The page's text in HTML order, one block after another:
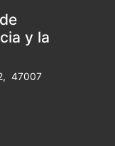
y la
47007